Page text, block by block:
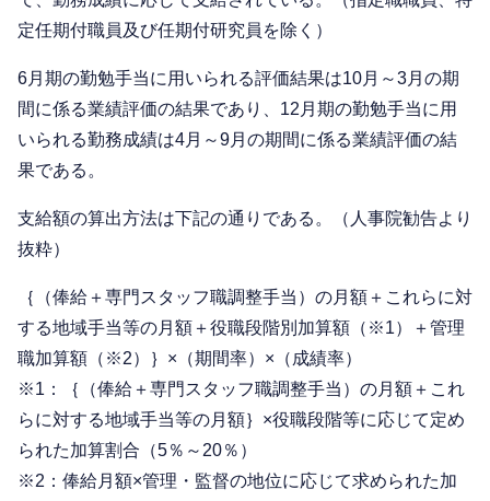
定任期付職員及び任期付研究員を除く）
6月期の勤勉手当に用いられる評価結果は10月～3月の期
間に係る業績評価の結果であり、12月期の勤勉手当に用
いられる勤務成績は4月～9月の期間に係る業績評価の結
果である。
支給額の算出方法は下記の通りである。（人事院勧告より
抜粋）
｛（俸給＋専門スタッフ職調整手当）の月額＋これらに対
する地域手当等の月額＋役職段階別加算額（※1）＋管理
職加算額（※2）｝×（期間率）×（成績率）
※1：｛（俸給＋専門スタッフ職調整手当）の月額＋これ
らに対する地域手当等の月額｝×役職段階等に応じて定め
られた加算割合（5％～20％）
※2：俸給月額×管理・監督の地位に応じて求められた加